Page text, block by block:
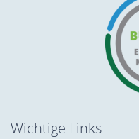
Wichtige Links